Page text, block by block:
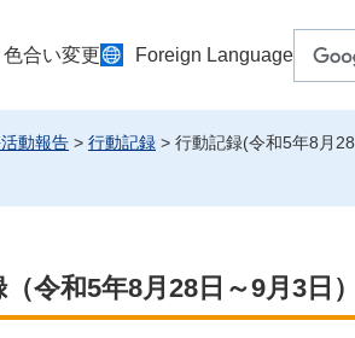
合い変更 Foreign Language
動報告 > 行動記録 > 行動記録(令和5年8月28
令和5年8月28日～9月3日）